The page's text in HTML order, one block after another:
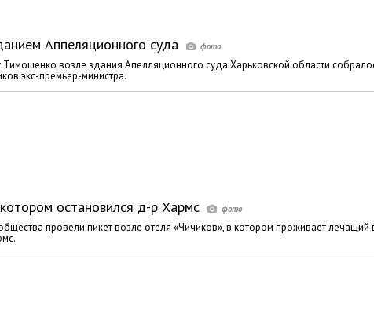
Аппеляционного суда
возле здания Апелляционного суда Харьковской области
экс-премьер-министра.
остановился д-р Хармс
провели пикет возле отеля «Чичиков», в котором проживает лечащий